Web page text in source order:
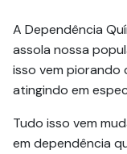
A Dependência
assola nossa
isso vem piorando
atingindo em
Tudo isso vem
em dependência